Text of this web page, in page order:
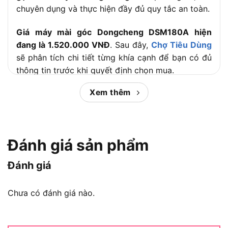
chuyên dụng và thực hiện đầy đủ quy tắc an toàn.
Giá máy mài góc Dongcheng DSM180A hiện
đang là 1.520.000 VNĐ. Sau đây, Chợ Tiêu Dùng
sẽ phân tích chi tiết từng khía cạnh để bạn có đủ
thông tin trước khi quyết định chọn mua.
Nội dung chính:
dòng máy gì?
Xem thêm
Đánh giá sản phẩm
Đánh giá
Chưa có đánh giá nào.